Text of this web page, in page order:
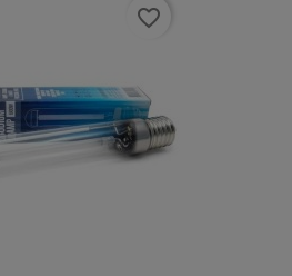
favorite_border